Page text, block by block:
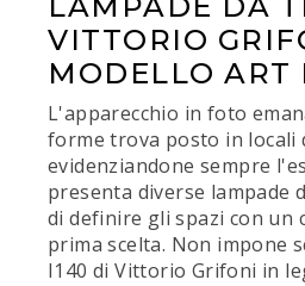
LAMPADE DA
VITTORIO
MODELLO ART
L'apparecchio in foto
forme trova posto in
evidenziandone sempre
presenta diverse lampade
di definire gli spazi con un
prima scelta. Non impone
I140 di Vittorio Grifoni in